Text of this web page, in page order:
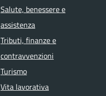
Salute, benessere e
assistenza
Tributi, finanze e
contravvenzioni
Turismo
Vita lavorativa